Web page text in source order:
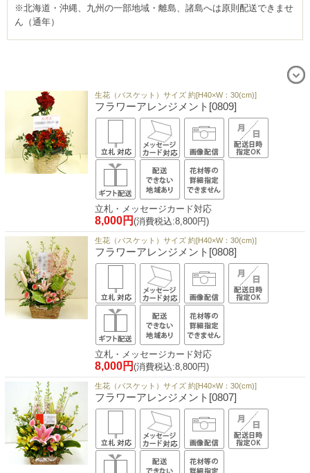
※北海道・沖縄、九州の一部地域・離島、諸島へは原則配送できませ
ん（通年）
生花（バスケット）サイズ 約[H40×W：30(cm)]
フラワーアレンジメント[0809]
立札・メッセージカード対応
8,000円 (消費税込:8,800円)
生花（バスケット）サイズ 約[H40×W：30(cm)]
フラワーアレンジメント[0808]
立札・メッセージカード対応
8,000円 (消費税込:8,800円)
生花（バスケット）サイズ 約[H40×W：30(cm)]
フラワーアレンジメント[0807]